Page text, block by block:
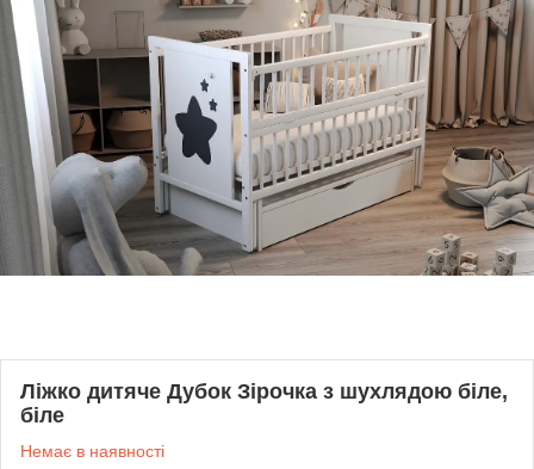
Ліжко дитяче Дубок Зірочка з шухлядою біле,
біле
Немає в наявності